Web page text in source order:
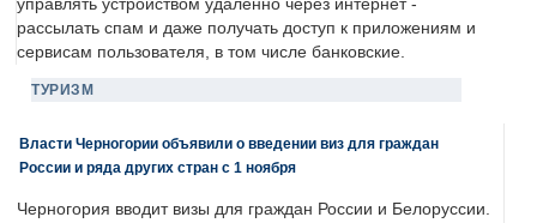
управлять устройством удаленно через интернет -
рассылать спам и даже получать доступ к приложениям и
сервисам пользователя, в том числе банковские.
ТУРИЗМ
Власти Черногории объявили о введении виз для граждан
России и ряда других стран с 1 ноября
Черногория вводит визы для граждан России и Белоруссии.